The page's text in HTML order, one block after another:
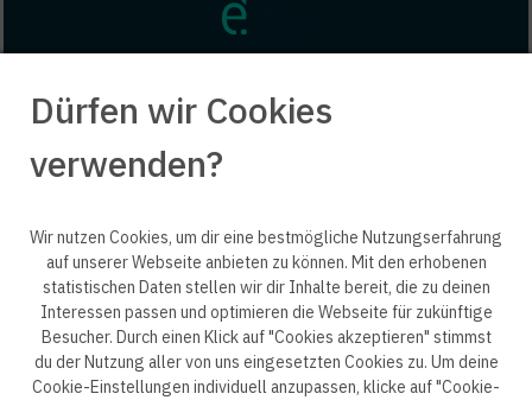
© 2025 engineering people GmbH. All rights reserved.
Dürfen wir Cookies
verwenden?
Wir nutzen Cookies, um dir eine bestmögliche Nutzungserfahrung
auf unserer Webseite anbieten zu können. Mit den erhobenen
statistischen Daten stellen wir dir Inhalte bereit, die zu deinen
Interessen passen und optimieren die Webseite für zukünftige
Besucher. Durch einen Klick auf "Cookies akzeptieren" stimmst
du der Nutzung aller von uns eingesetzten Cookies zu. Um deine
Cookie-Einstellungen individuell anzupassen, klicke auf "Cookie-